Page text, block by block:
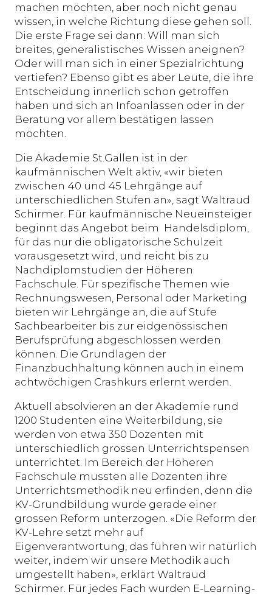
machen möchten, aber noch nicht genau
wissen, in welche Richtung diese gehen soll.
Die erste Frage sei dann: Will man sich
breites, generalistisches Wissen aneignen?
Oder will man sich in einer Spezialrichtung
vertiefen? Ebenso gibt es aber Leute, die ihre
Entscheidung innerlich schon getroffen
haben und sich an Infoanlässen oder in der
Beratung vor allem bestätigen lassen
möchten.
Die Akademie St.Gallen ist in der
kaufmännischen Welt aktiv, «wir bieten
zwischen 40 und 45 Lehrgänge auf
unterschiedlichen Stufen an», sagt Waltraud
Schirmer. Für kaufmännische Neueinsteiger
beginnt das Angebot beim Handelsdiplom,
für das nur die obligatorische Schulzeit
vorausgesetzt wird, und reicht bis zu
Nachdiplomstudien der Höheren
Fachschule. Für spezifische Themen wie
Rechnungswesen, Personal oder Marketing
bieten wir Lehrgänge an, die auf Stufe
Sachbearbeiter bis zur eidgenössischen
Berufsprüfung abgeschlossen werden
können. Die Grundlagen der
Finanzbuchhaltung können auch in einem
achtwöchigen Crashkurs erlernt werden.
Aktuell absolvieren an der Akademie rund
1200 Studenten eine Weiterbildung, sie
werden von etwa 350 Dozenten mit
unterschiedlich grossen Unterrichtspensen
unterrichtet. Im Bereich der Höheren
Fachschule mussten alle Dozenten ihre
Unterrichtsmethodik neu erfinden, denn die
KV-Grundbildung wurde gerade einer
grossen Reform unterzogen. «Die Reform der
KV-Lehre setzt mehr auf
Eigenverantwortung, das führen wir natürlich
weiter, indem wir unsere Methodik auch
umgestellt haben», erklärt Waltraud
Schirmer. Für jedes Fach wurden E-Learning-